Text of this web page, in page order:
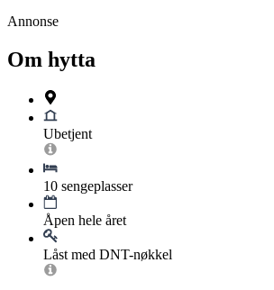
Annonse
Om hytta
Ubetjent
10 sengeplasser
Åpen hele året
Låst med DNT-nøkkel